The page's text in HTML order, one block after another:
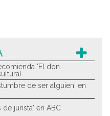
'El don
de ser alguien' en
de jurista' en ABC